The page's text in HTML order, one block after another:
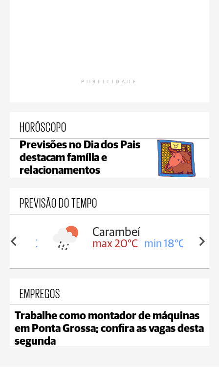
PUBLICIDADE
HORÓSCOPO
Previsões no Dia dos Pais
destacam família e
relacionamentos
PREVISÃO DO TEMPO
18°C
Carambeí
max 20°C min 18°C
EMPREGOS
Trabalhe como montador de máquinas
em Ponta Grossa; confira as vagas desta
segunda